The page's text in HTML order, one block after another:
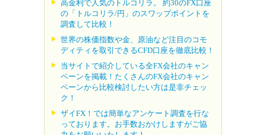
高金利で人気のトルコリラ。 約30のFX口座
の「トルコリラ/円」のスワップポイントを
調査して比較！
世界の株価指数や金、原油など注目のコモ
ディティを取引できるCFD口座を徹底比較！
当サイトで紹介している全FX会社のキャン
ペーンを掲載！たくさんのFX会社のキャン
ペーンから比較検討したい方は是非チェッ
ク！
ザイFX！では簡単なアンケート調査を行な
っております。お手数おかけしますがご協